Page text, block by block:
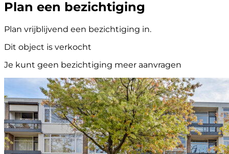
Plan een bezichtiging
Plan vrijblijvend een bezichtiging in.
Dit object is verkocht
Je kunt geen bezichtiging meer aanvragen